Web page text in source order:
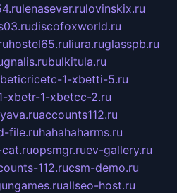
lenasever.rulovinskix.ru
discofoxworld.ru
hostel65.ruliura.ruglasspb.ru
gnalis.rubulkitula.ru
1-xbetti-5.ru
xbetr-1-xbetcc-2.ru
accounts112.ru
file.ruhahahaharms.ru
opsmgr.ruev-gallery.ru
112.rucsm-demo.ru
allseo-host.ru